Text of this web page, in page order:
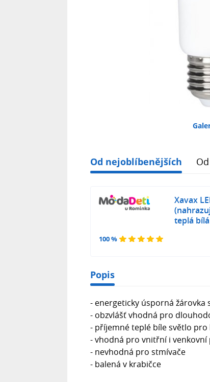
Od nejoblíbenějších
100 %
Xavax
teplá bílá
Popis
- energeticky úsporná žárovka
- obzvlášť vhodná pro
- příjemné teplé bíle světlo
- vhodná pro vnitřní i venkovní
- nevhodná pro stmívače
- balená v krabičce